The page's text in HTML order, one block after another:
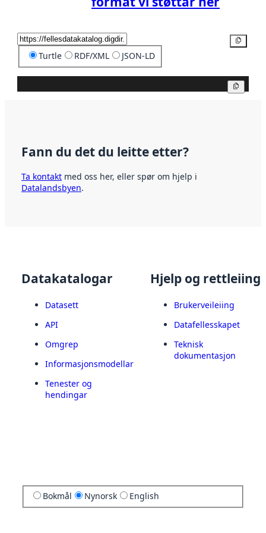
Turtle RDF/XML JSON-LD
Fann du det du leitte etter?
Ta kontakt med oss her, eller spør om hjelp i
Datalandsbyen.
Datakatalogar
Datasett
API
Omgrep
Informasjonsmodellar
Tenester og
hendingar
Hjelp og rettleiing
Brukerveileiing
Datafellesskapet
Teknisk
dokumentasjon
Bokmål Nynorsk English